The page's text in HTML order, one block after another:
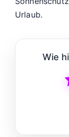
Urlaub.
Wie